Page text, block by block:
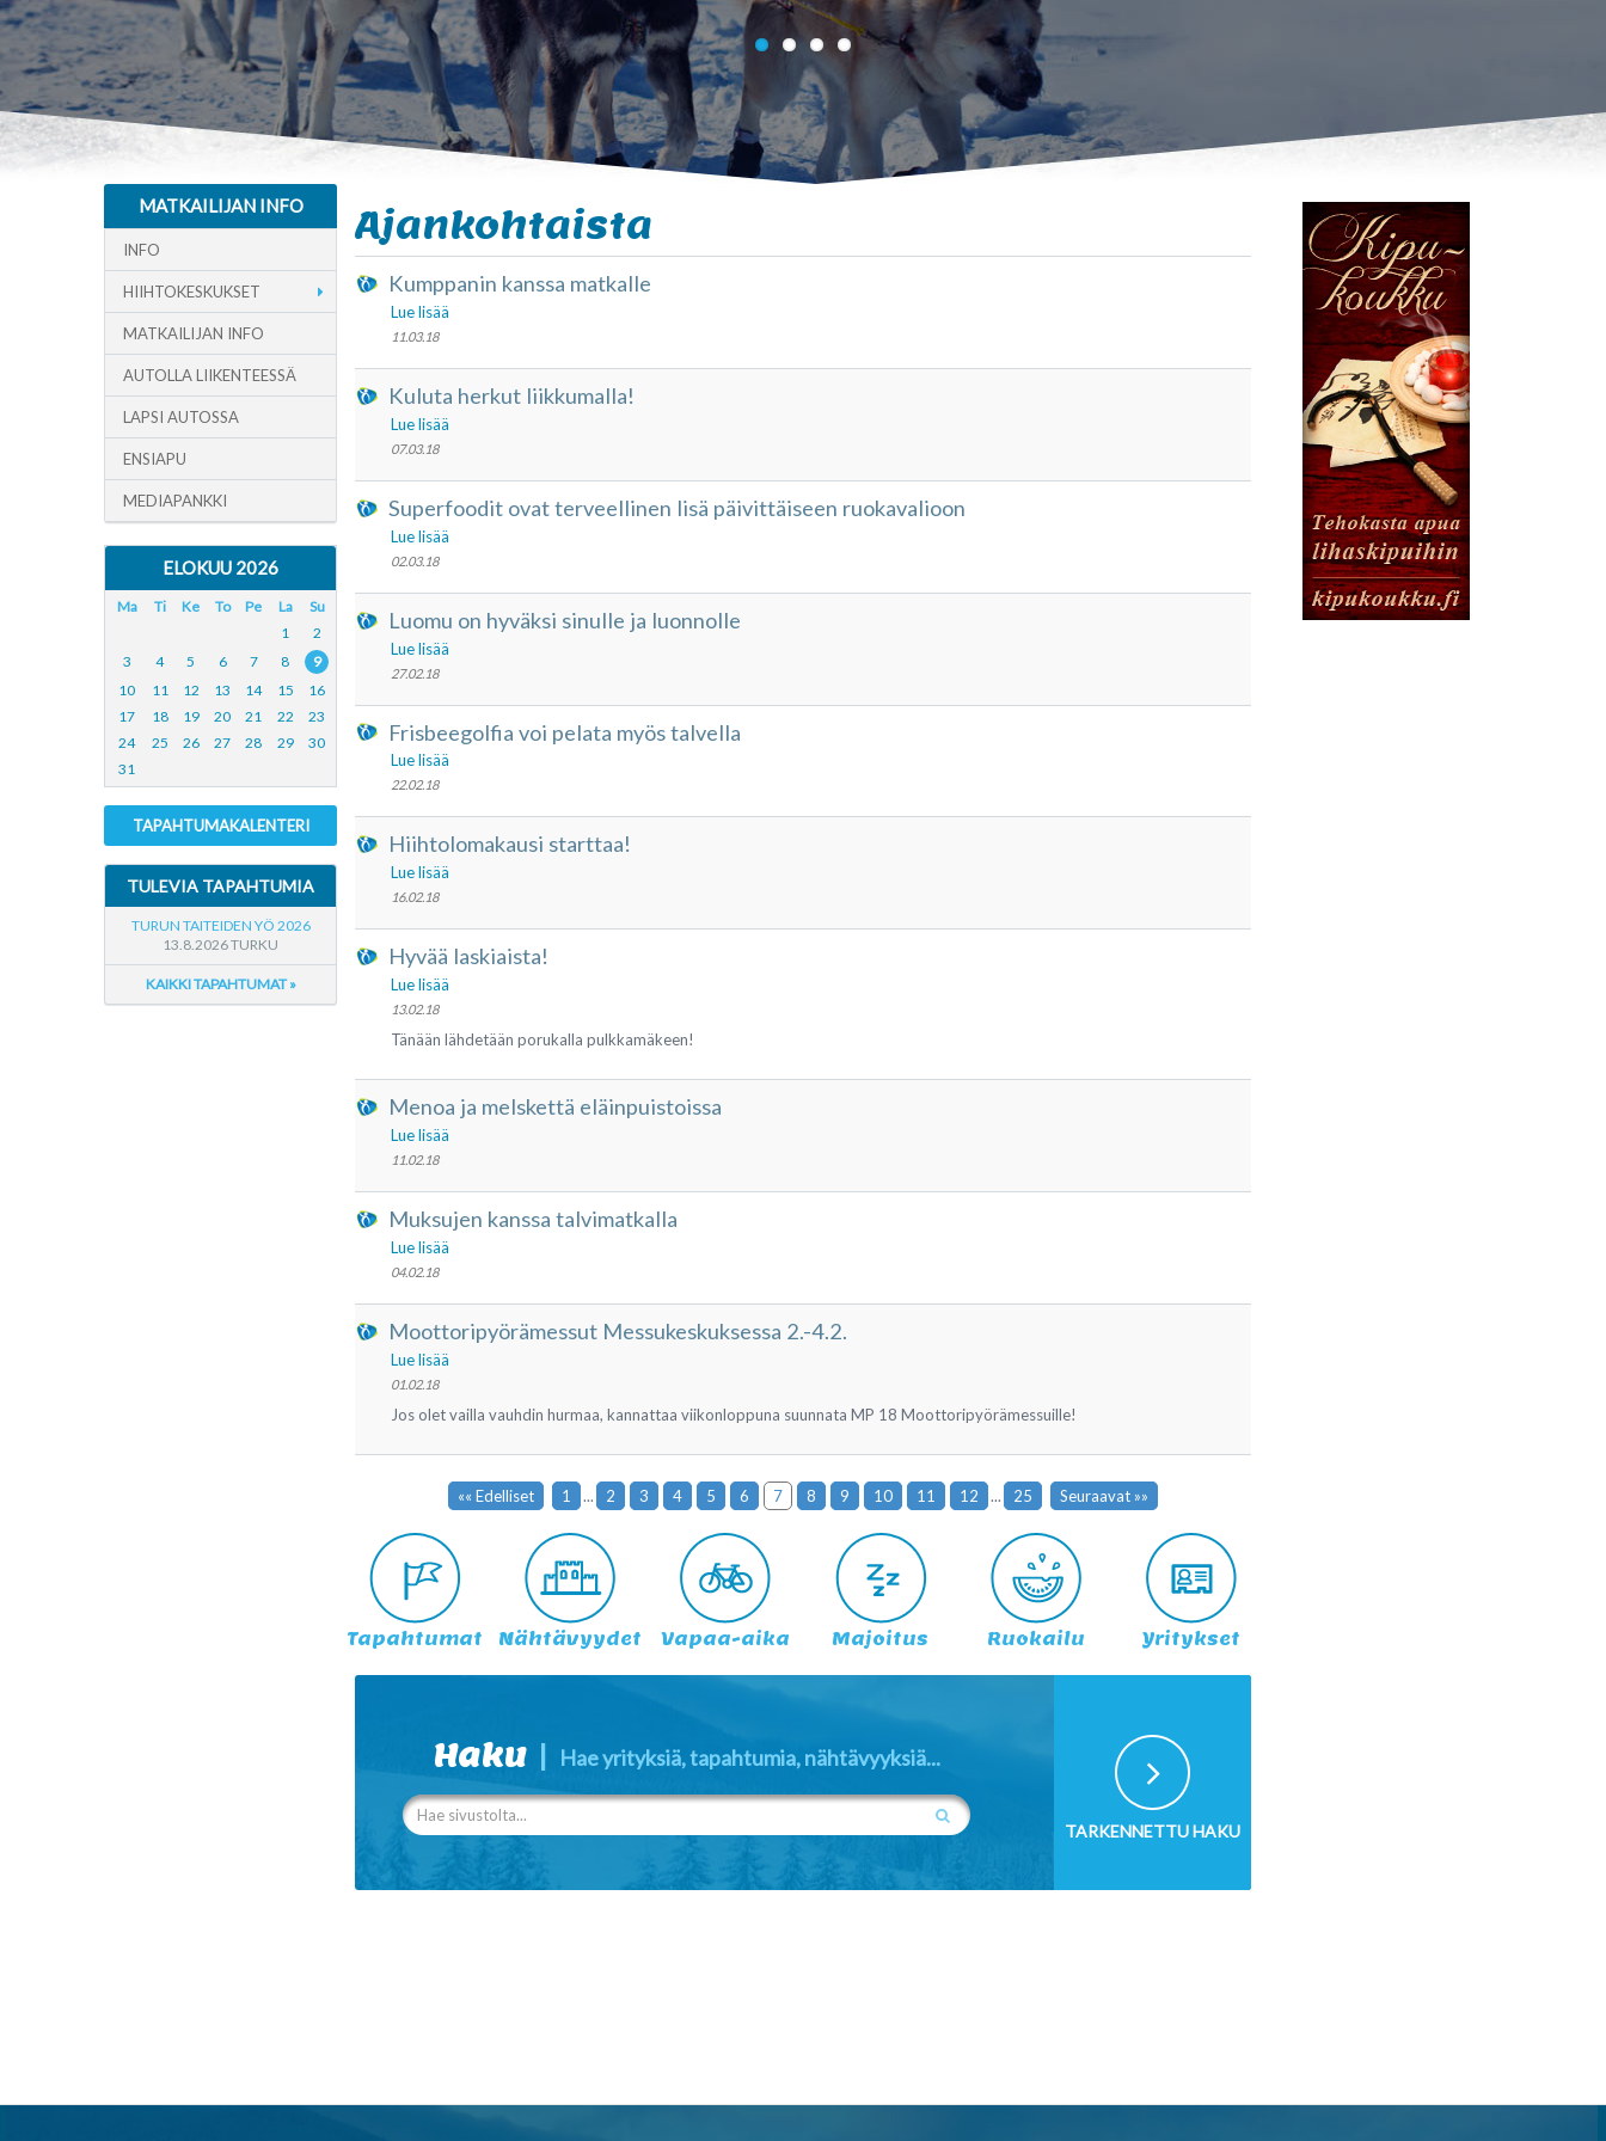
Ajankohtaista
Kumppanin kanssa matkalle
Lue lisää
11.03.18
Kuluta herkut liikkumalla!
Lue lisää
07.03.18
Superfoodit ovat terveellinen lisä päivittäiseen ruokavalioon
Lue lisää
02.03.18
Luomu on hyväksi sinulle ja luonnolle
Lue lisää
27.02.18
Frisbeegolfia voi pelata myös talvella
Lue lisää
22.02.18
Hiihtolomakausi starttaa!
Lue lisää
16.02.18
Hyvää laskiaista!
Lue lisää
13.02.18
Tänään lähdetään porukalla pulkkamäkeen!
Menoa ja melskettä eläinpuistoissa
Lue lisää
11.02.18
Muksujen kanssa talvimatkalla
Lue lisää
04.02.18
Moottoripyörämessut Messukeskuksessa 2.-4.2.
Lue lisää
01.02.18
Jos olet vailla vauhdin hurmaa, kannattaa viikonloppuna suunnata MP 18 Moottoripyörämessuille!
«« Edelliset 1 ... 2 3 4 5 6 7 8 9 10 11 12 ... 25 Seuraavat »»
Tapahtumat Nähtävyydet Vapaa-aika Majoitus Ruokailu Yritykset
Haku | Hae yrityksiä, tapahtumia, nähtävyyksiä...
TARKENNETTU HAKU
MATKAILIJAN INFO
INFO
HIIHTOKESKUKSET
MATKAILIJAN INFO
AUTOLLA LIIKENTEESSÄ
LAPSI AUTOSSA
ENSIAPU
MEDIAPANKKI
ELOKUU 2026
Ma Ti Ke To Pe La
Su
1
2
3
4 5 6 7 8
9
10
11 12 13 14 15
16
17
18 19 20 21 22
23
24
25 26 27 28 29
30
31
TAPAHTUMAKALENTERI
TULEVIA TAPAHTUMIA
TURUN TAITEIDEN YÖ 2026
13.8.2026 TURKU
KAIKKI TAPAHTUMAT »